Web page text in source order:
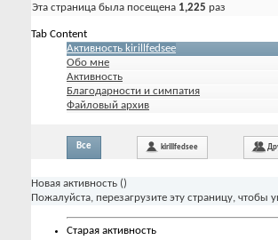
Эта страница была посещена 1,225 раз
Tab Content
Активность kirillfedsee
Обо мне
Активность
Благодарности и симпатия
Файловый архив
Все kirillfedsee
Новая активность ()
Пожалуйста, перезагрузите эту страницу, чтобы
Старая активность